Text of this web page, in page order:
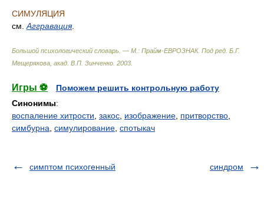
СИМУЛЯЦИЯ
см. Аггравация.
Большой психологический словарь. — М.: Прайм-ЕВРОЗНАК. Под ред. Б.Г.
Мещерякова, акад. В.П. Зинченко 2003
Игры ⚽
Поможем решить контрольную работу
Синонимы:
воспаление хитрости закос изображение притворство
симбурна симулирование спотыкач
симптом психогенный синдром